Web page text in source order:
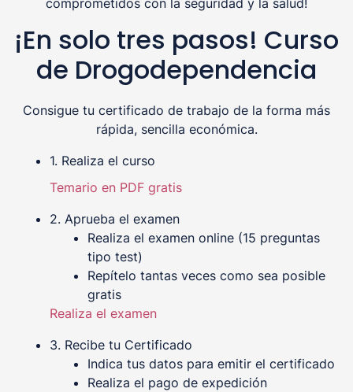
¡En solo tres pasos! Curso
de Drogodependencia
Consigue tu certificado de trabajo de la forma más
rápida, sencilla económica.
1. Realiza el curso
Temario en PDF gratis
2. Aprueba el examen
Realiza el examen online (15 preguntas
tipo test)
Repítelo tantas veces como sea posible
gratis
Realiza el examen
3. Recibe tu Certificado
Indica tus datos para emitir el certificado
Realiza el pago de expedición